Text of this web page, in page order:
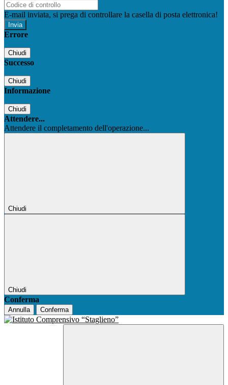
E-mail inviata, si prega di controllare la casella di posta elettronica!
Errore
Chiudi
Successo
Chiudi
Informazione
Chiudi
Attendere...
Attendere il completamento dell'operazione...
Chiudi
Chiudi
Conferma
Annulla Conferma